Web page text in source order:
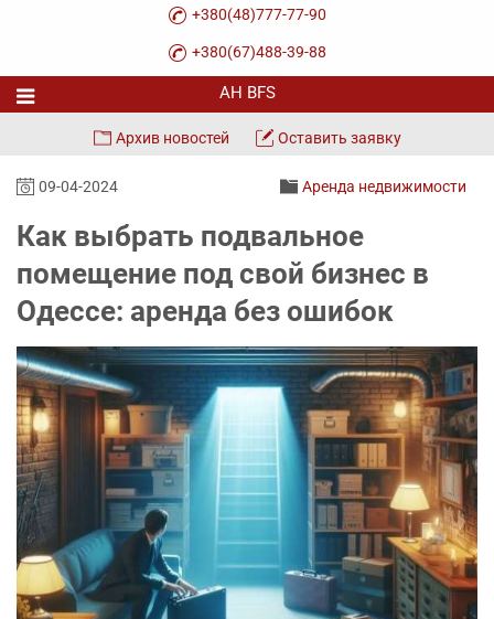
+380(48)777-77-90
+380(67)488-39-88
Архив новостей Оставить заявку
09-04-2024 Аренда недвижимости
Как выбрать подвальное
помещение под свой бизнес в
Одессе: аренда без ошибок